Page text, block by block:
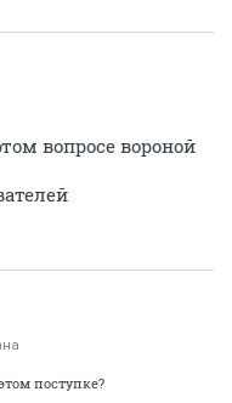
вопросе вороной
поступке?